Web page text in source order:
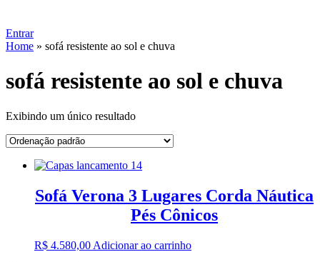
Entrar
Home » sofá resistente ao sol e chuva
sofá resistente ao sol e chuva
Exibindo um único resultado
Sofá Verona 3 Lugares Corda Náutica
Pés Cônicos
R$ 4.580,00 Adicionar ao carrinho